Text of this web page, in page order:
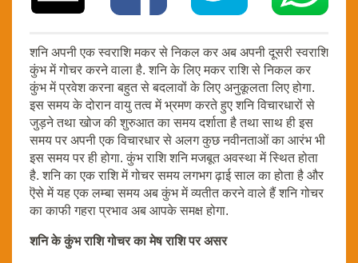
शनि अपनी एक स्वराशि मकर से निकल कर अब अपनी दूसरी स्वराशि
कुंभ में गोचर करने वाला है. शनि के लिए मकर राशि से निकल कर
कुंभ में प्रवेश करना बहुत से बदलावों के लिए अनुकूलता लिए होगा.
इस समय के दोरान वायु तत्व में भ्रमण करते हुए शनि विचारधारों से
जुड़ने तथा खोज की शुरुआत का समय दर्शाता है तथा साथ ही इस
समय पर अपनी एक विचारधार से अलग कुछ नवीनताओं का आरंभ भी
इस समय पर ही होगा. कुंभ राशि शनि मजबूत अवस्था में स्थित होता
है. शनि का एक राशि में गोचर समय लगभग ढ़ाई साल का होता है और
ऎसे में यह एक लम्बा समय अब कुंभ में व्यतीत करने वाले हैं शनि गोचर
का काफी गहरा प्रभाव अब आपके समक्ष होगा.
शनि के कुंभ राशि गोचर का मेष राशि पर असर